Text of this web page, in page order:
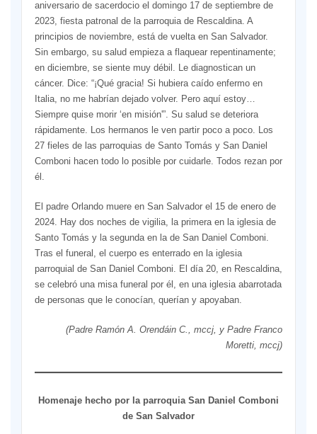
aniversario de sacerdocio el domingo 17 de septiembre de
2023, fiesta patronal de la parroquia de Rescaldina. A
principios de noviembre, está de vuelta en San Salvador.
Sin embargo, su salud empieza a flaquear repentinamente;
en diciembre, se siente muy débil. Le diagnostican un
cáncer. Dice: “¡Qué gracia! Si hubiera caído enfermo en
Italia, no me habrían dejado volver. Pero aquí estoy…
Siempre quise morir ‘en misión'”. Su salud se deteriora
rápidamente. Los hermanos le ven partir poco a poco. Los
27 fieles de las parroquias de Santo Tomás y San Daniel
Comboni hacen todo lo posible por cuidarle. Todos rezan por
él.
El padre Orlando muere en San Salvador el 15 de enero de
2024. Hay dos noches de vigilia, la primera en la iglesia de
Santo Tomás y la segunda en la de San Daniel Comboni.
Tras el funeral, el cuerpo es enterrado en la iglesia
parroquial de San Daniel Comboni. El día 20, en Rescaldina,
se celebró una misa funeral por él, en una iglesia abarrotada
de personas que le conocían, querían y apoyaban.
(Padre Ramón A. Orendáin C., mccj, y Padre Franco
Moretti, mccj)
Homenaje hecho por la parroquia San Daniel Comboni
de San Salvador